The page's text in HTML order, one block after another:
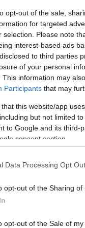
opt-out of the sale,
for targeted
selection. Please note
interest-based ads
to third parties
of your personal
This information may
Participants that may
that this website/app
but not limited
to Google and its third-
consent section.
Data Processing Opt
opt-out of the Sharing of
opt-out of the Sale of my
and casings
Inside, a
@NEWSMAX